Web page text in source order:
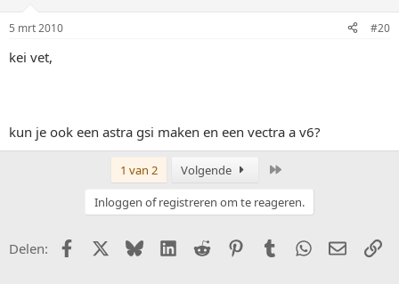
5 mrt 2010 #20
kei vet,
kun je ook een astra gsi maken en een vectra a v6?
1 van 2 Volgende
Inloggen of registreren om te reageren.
Delen: FacebookX (Twitter)
BlueskyLinkedIn
Reddit PinterestTumblr WhatsApp
E-mail